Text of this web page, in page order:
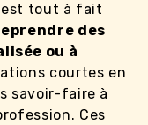
est tout à fait
des
ou à
courtes en
savoir-faire à
Ces